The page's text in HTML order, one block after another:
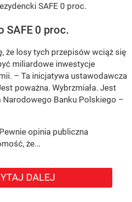
SAFE 0 proc.
SAFE 0 proc.
że losy tych przepisów wciąż się
miliardowe inwestycje
– Ta inicjatywa ustawodawcza
poważna. Wybrzmiała. Jest
Narodowego Banku Polskiego –
opinia publiczna
że...
DALEJ